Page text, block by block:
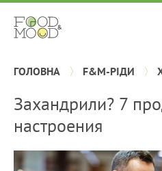
ГОЛОВНА F&M-РІДИ
Захандрили? 7
настроения